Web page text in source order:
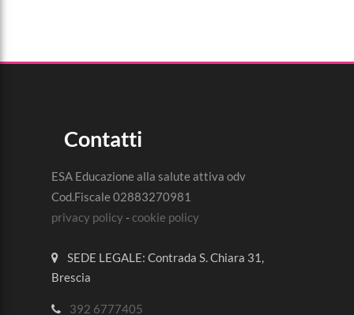
Contatti
ESA Educazione alla salute attiva odv
Cod.Fiscale 02883270981
privacy policy-cookie policy
SEDE LEGALE: Contrada S. Chiara 31,
Brescia
392 6777405